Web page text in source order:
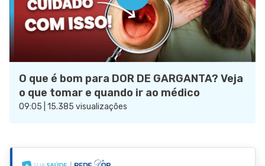
O que é bom para DOR DE GARGANTA? Veja
o que tomar e quando ir ao médico
09:05 | 15.385 visualizações